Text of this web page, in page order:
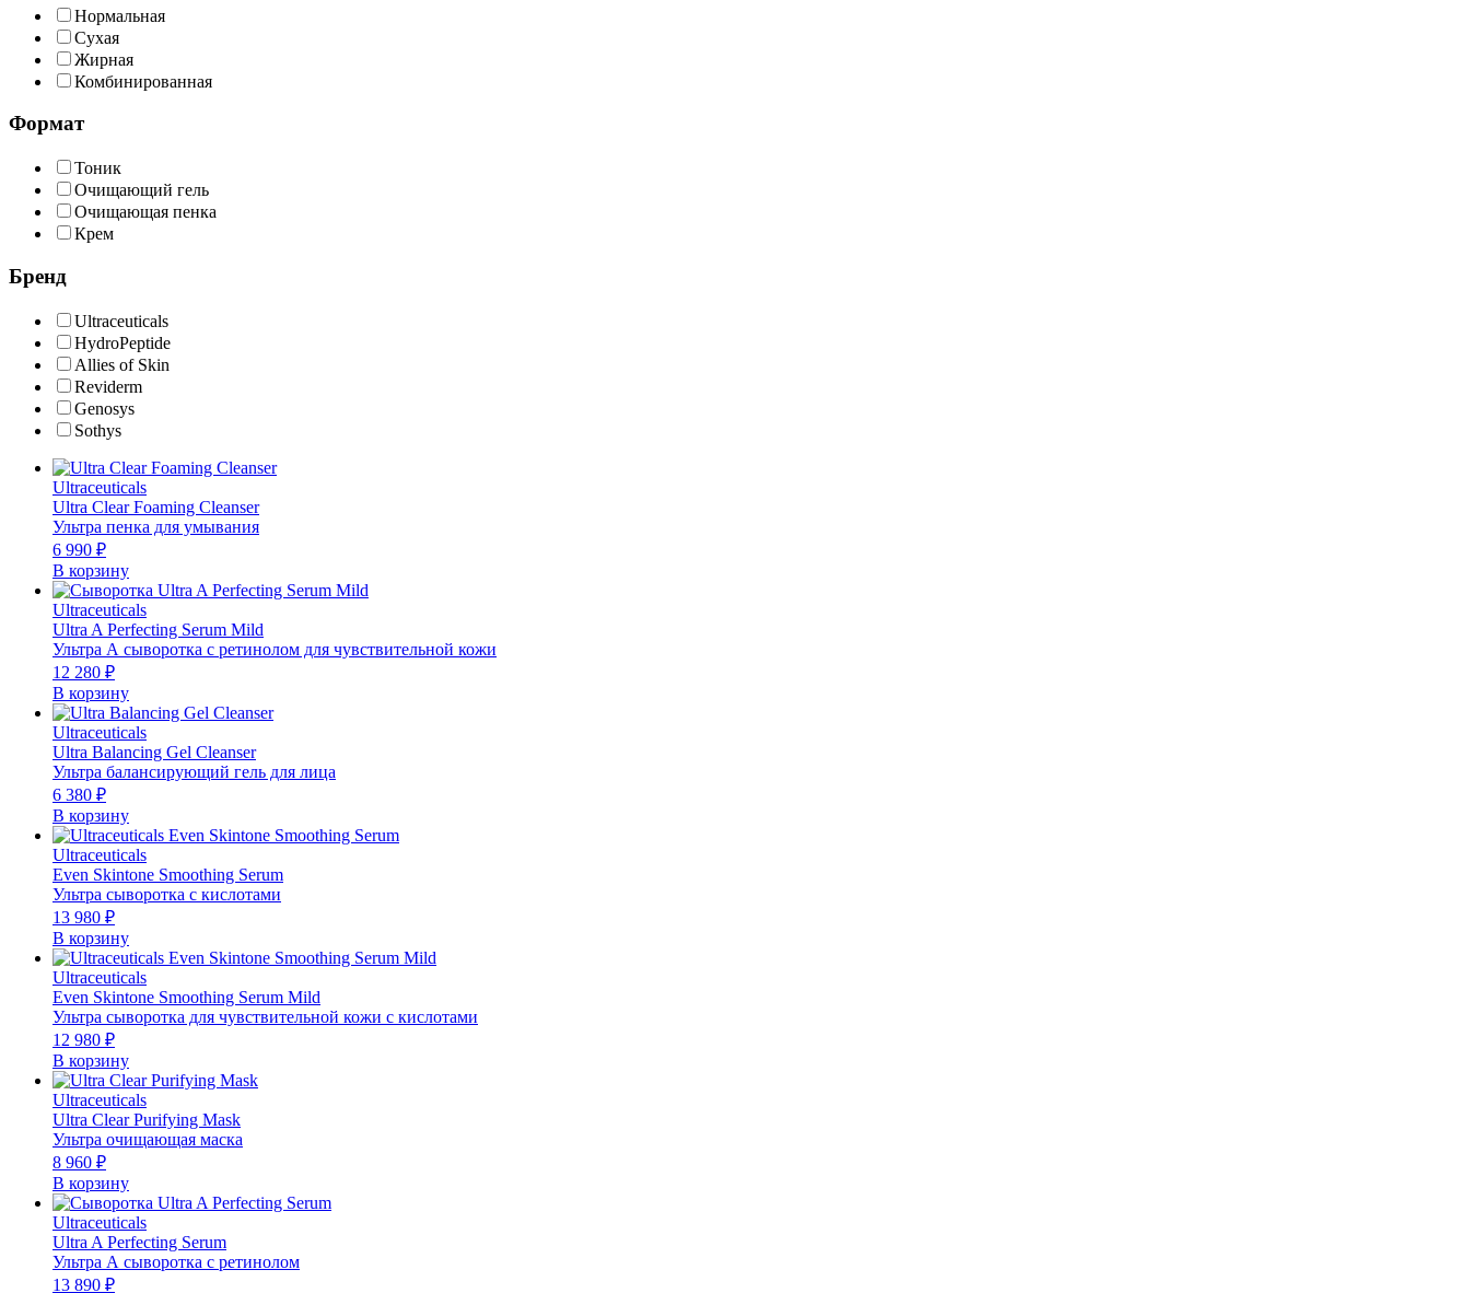
Нормальная
Сухая
Жирная
Комбинированная
Формат
Тоник
Очищающий гель
Очищающая пенка
Крем
Бренд
Ultraceuticals
HydroPeptide
Allies of Skin
Reviderm
Genosys
Sothys
Ultraceuticals
Ultra Clear Foaming Cleanser
Ультра пенка для умывания
6 990 ₽
В корзину
Ultraceuticals
Ultra A Perfecting Serum Mild
Ультра А сыворотка с ретинолом для чувствительной кожи
12 280 ₽
В корзину
Ultraceuticals
Ultra Balancing Gel Cleanser
Ультра балансирующий гель для лица
6 380 ₽
В корзину
Ultraceuticals
Even Skintone Smoothing Serum
Ультра сыворотка с кислотами
13 980 ₽
В корзину
Ultraceuticals
Even Skintone Smoothing Serum Mild
Ультра сыворотка для чувствительной кожи с кислотами
12 980 ₽
В корзину
Ultraceuticals
Ultra Clear Purifying Mask
Ультра очищающая маска
8 960 ₽
В корзину
Ultraceuticals
Ultra A Perfecting Serum
Ультра А сыворотка с ретинолом
13 890 ₽